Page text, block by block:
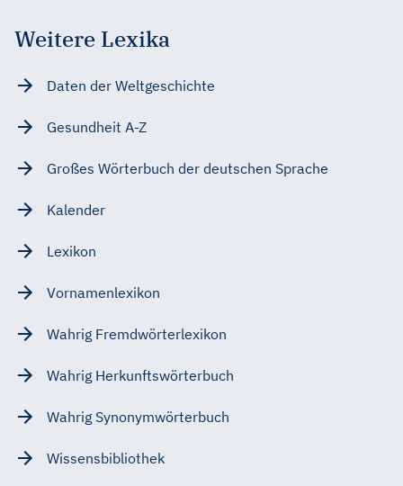
Weitere Lexika
Daten der Weltgeschichte
Gesundheit A-Z
Großes Wörterbuch der deutschen Sprache
Kalender
Lexikon
Vornamenlexikon
Wahrig Fremdwörterlexikon
Wahrig Herkunftswörterbuch
Wahrig Synonymwörterbuch
Wissensbibliothek